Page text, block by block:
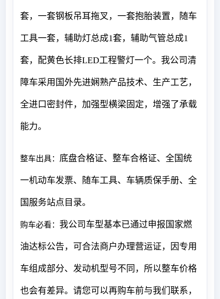
套，一套钢板吊耳拖叉，一套抱胎装置，随车
工具一套，辅助灯总成1套，辅助气管总成1
套，配黄色长排LED工程警灯一个。我公司清
障车采用国外先进娴熟产品技术、生产工艺，
全进口密封件，加强型横梁固定，增强了承载
能力。
整车出具： 底盘合格证、整车合格证、全国统
一机动车发票、随车工具、车辆质保手册、全
国服务站点目录。
购车必看： 我公司车型基本已通过申报国家燃
油达标公告，可合法商户办理营运证，因专用
车组成部分、发动机型号不同，所以整车价格
也会有差异。请您可以再购车前与我们联系，